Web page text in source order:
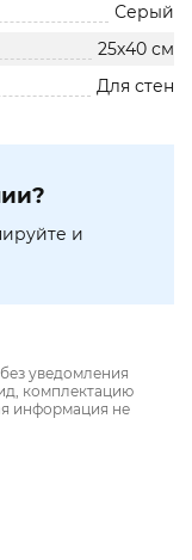
Серый
25х40 см
Для стен
и
уведомления
комплектацию
информация не